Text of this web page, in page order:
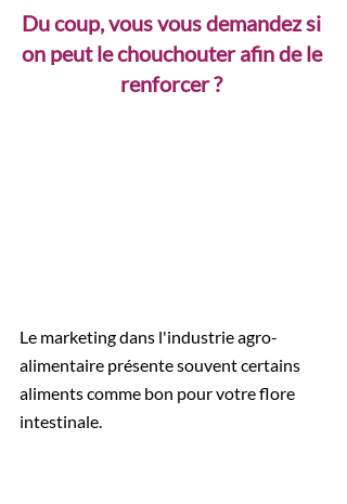
Du coup, vous vous demandez si
on peut le chouchouter afin de le
renforcer ?
Le marketing dans l'industrie agro-
alimentaire présente souvent certains
aliments comme bon pour votre flore
intestinale.